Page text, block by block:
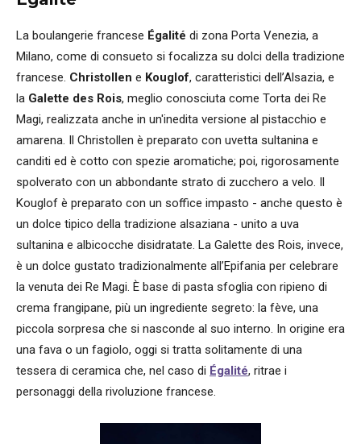
La boulangerie francese Égalité di zona Porta Venezia, a
Milano, come di consueto si focalizza su dolci della tradizione
francese. Christollen e Kouglof, caratteristici dell’Alsazia, e
la Galette des Rois, meglio conosciuta come Torta dei Re
Magi, realizzata anche in un'inedita versione al pistacchio e
amarena. Il Christollen è preparato con uvetta sultanina e
canditi ed è cotto con spezie aromatiche; poi, rigorosamente
spolverato con un abbondante strato di zucchero a velo. Il
Kouglof è preparato con un soffice impasto - anche questo è
un dolce tipico della tradizione alsaziana - unito a uva
sultanina e albicocche disidratate. La Galette des Rois, invece,
è un dolce gustato tradizionalmente all’Epifania per celebrare
la venuta dei Re Magi. È base di pasta sfoglia con ripieno di
crema frangipane, più un ingrediente segreto: la fève, una
piccola sorpresa che si nasconde al suo interno. In origine era
una fava o un fagiolo, oggi si tratta solitamente di una
tessera di ceramica che, nel caso di Égalité, ritrae i
personaggi della rivoluzione francese.